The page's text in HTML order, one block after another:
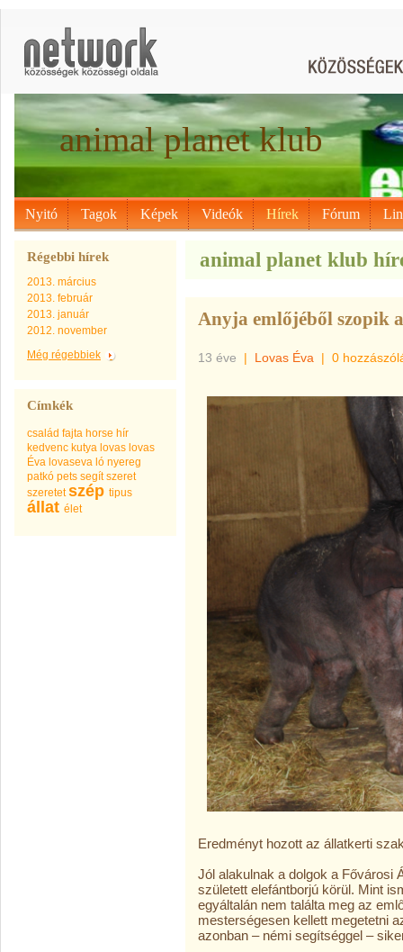
animal planet klub
Nyitó Tagok Képek Videók Hírek Fórum
Régebbi hírek
2013. március
2013. február
2013. január
2012. november
Még régebbiek
Címkék
család fajta horse hír
kedvenc kutya lovas lovas
Éva lovaseva ló nyereg
patkó pets segít szeret
szeretet szép tipus
állat élet
animal planet klub
Anyja emlőjéből szopik
13 éve | Lovas Éva | 0
Eredményt hozott az állatkerti
Jól alakulnak a dolgok a Fővárosi
született elefántborjú körül. Mint
egyáltalán nem találta meg az
mesterségesen kellett megetetni
azonban – némi segítséggel –